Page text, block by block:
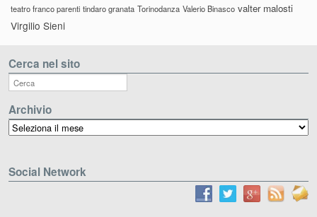
teatro franco parenti tindaro granata Torinodanza Valerio Binasco valter malosti
Virgilio Sieni
Cerca nel sito
Archivio
Archivio
Social Network